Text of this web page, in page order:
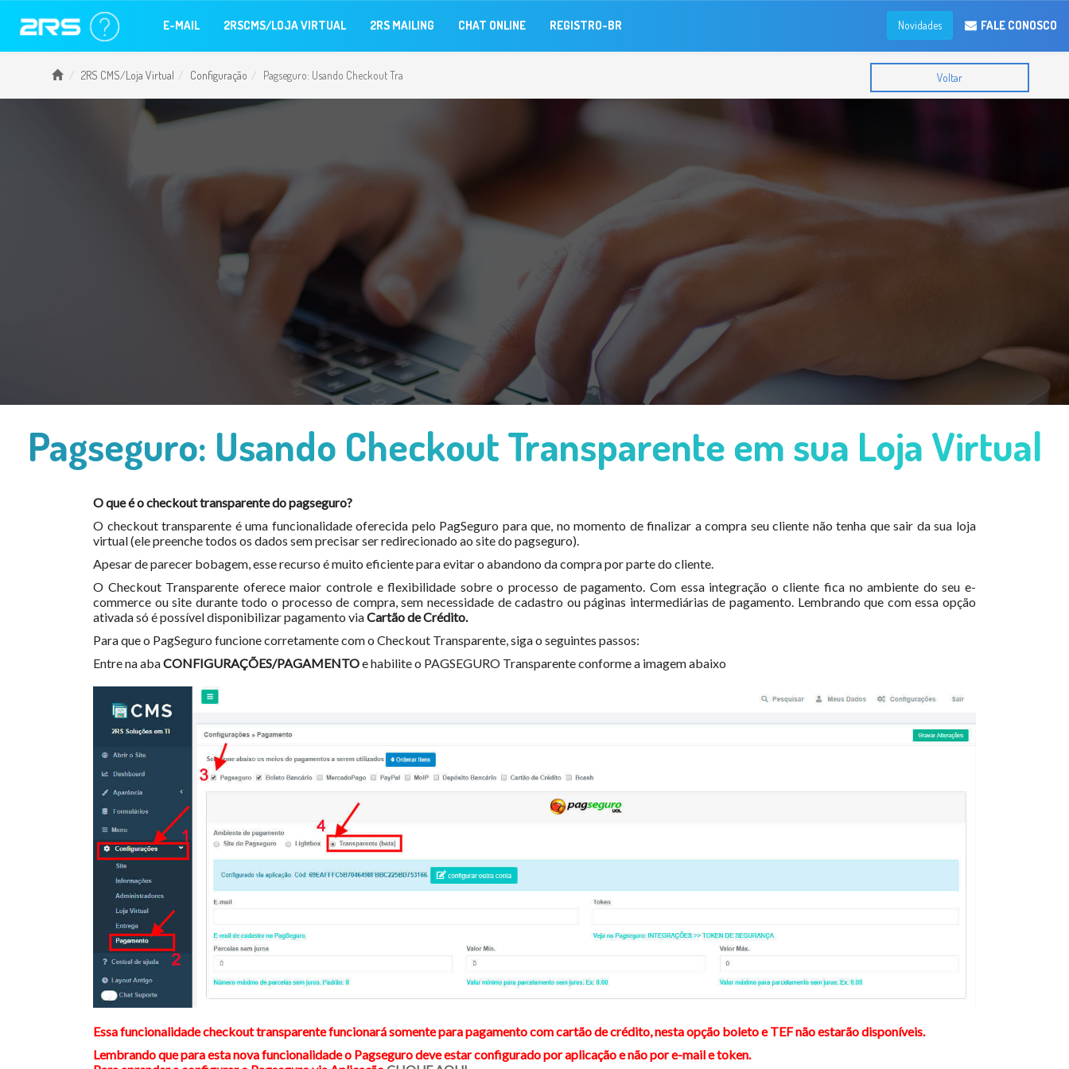
E-MAIL 2RSCMS/LOJA VIRTUAL 2RS MAILING CHAT ONLINE REGISTRO-BR Novidades FALE CONOSCO
2RS CMS/Loja Virtual Configuração Pagseguro: Usando Checkout Tra Voltar
Pagseguro: Usando Checkout Transparente em sua Loja Virtual
O que é o checkout transparente do pagseguro?
O checkout transparente é uma funcionalidade oferecida pelo PagSeguro para que, no momento de finalizar a compra seu cliente não tenha que sair da sua loja
virtual (ele preenche todos os dados sem precisar ser redirecionado ao site do pagseguro).
Apesar de parecer bobagem, esse recurso é muito eficiente para evitar o abandono da compra por parte do cliente.
O Checkout Transparente oferece maior controle e flexibilidade sobre o processo de pagamento. Com essa integração o cliente fica no ambiente do seu e-
commerce ou site durante todo o processo de compra, sem necessidade de cadastro ou páginas intermediárias de pagamento. Lembrando que com essa opção
ativada só é possível disponibilizar pagamento viaCartão de Crédito.
Para que o PagSeguro funcione corretamente com o Checkout Transparente, siga o seguintes passos:
Entre na abaCONFIGURAÇÕES/PAGAMENTOe habilite o PAGSEGURO Transparente conforme a imagem abaixo
Essa funcionalidade checkout transparente funcionará somente para pagamento com cartão de crédito, nesta opção boleto e TEF não estarão disponíveis.
Lembrando que para esta nova funcionalidade o Pagseguro deve estar configurado por aplicação e não por e-mail e token.